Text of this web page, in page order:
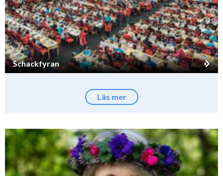
Schackfyran
Läs mer